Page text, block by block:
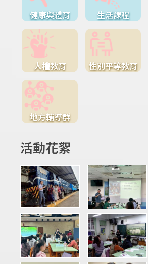
健康與體育 生活課程
人權教育 性別平等教育
地方輔導群
活動花絮